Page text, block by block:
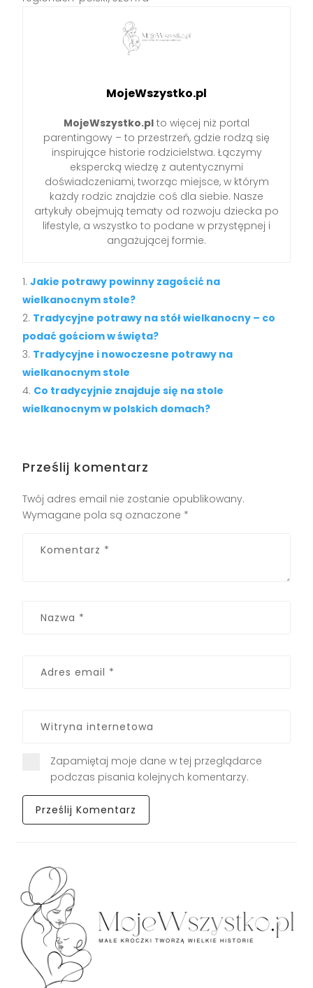
MojeWszystko.pl
MojeWszystko.pl to więcej niż portal
parentingowy – to przestrzeń, gdzie rodzą się
inspirujące historie rodzicielstwa. Łączymy
ekspercką wiedzę z autentycznymi
doświadczeniami, tworząc miejsce, w którym
każdy rodzic znajdzie coś dla siebie. Nasze
artykuły obejmują tematy od rozwoju dziecka po
lifestyle, a wszystko to podane w przystępnej i
angażującej formie.
Jakie potrawy powinny zagościć na
wielkanocnym stole?
Tradycyjne potrawy na stół wielkanocny – co
podać gościom w święta?
Tradycyjne i nowoczesne potrawy na
wielkanocnym stole
Co tradycyjnie znajduje się na stole
wielkanocnym w polskich domach?
Prześlij komentarz
Twój adres email nie zostanie opublikowany.
Wymagane pola są oznaczone *
Zapamiętaj moje dane w tej przeglądarce
podczas pisania kolejnych komentarzy.